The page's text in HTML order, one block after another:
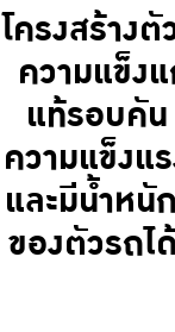
โครงสร้าง
ความแข็ง
แท้รอบคั
ความแข็งแ
และมีน้ำหนั
ของตัวรถไ